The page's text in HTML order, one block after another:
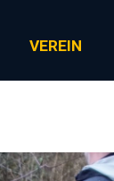
VEREIN